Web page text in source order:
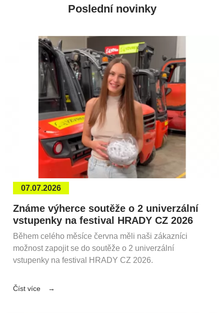
Poslední novinky
07.07.2026
Známe výherce soutěže o 2 univerzální
vstupenky na festival HRADY CZ 2026
Během celého měsíce června měli naši zákazníci
možnost zapojit se do soutěže o 2 univerzální
vstupenky na festival HRADY CZ 2026.
Číst více